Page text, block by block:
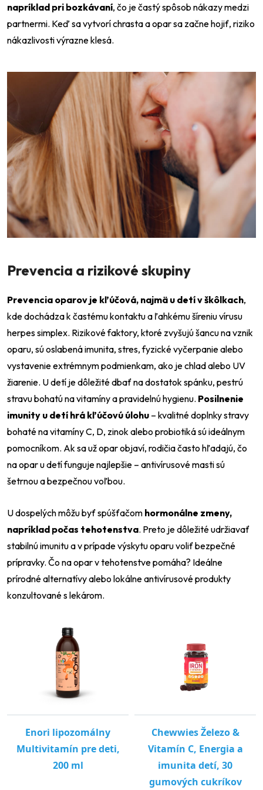
napríklad pri bozkávaní, čo je častý spôsob nákazy medzi
partnermi. Keď sa vytvorí chrasta a opar sa začne hojiť, riziko
nákazlivosti výrazne klesá.
Prevencia a rizikové skupiny
Prevencia oparov je kľúčová, najmä u detí v škôlkach,
kde dochádza k častému kontaktu a ľahkému šíreniu vírusu
herpes simplex. Rizikové faktory, ktoré zvyšujú šancu na vznik
oparu, sú oslabená imunita, stres, fyzické vyčerpanie alebo
vystavenie extrémnym podmienkam, ako je chlad alebo UV
žiarenie. U detí je dôležité dbať na dostatok spánku, pestrú
stravu bohatú na vitamíny a pravidelnú hygienu. Posilnenie
imunity u detí hrá kľúčovú úlohu – kvalitné doplnky stravy
bohaté na vitamíny C, D, zinok alebo probiotiká sú ideálnym
pomocníkom. Ak sa už opar objaví, rodičia často hľadajú, čo
na opar u detí funguje najlepšie – antivírusové masti sú
šetrnou a bezpečnou voľbou.
U dospelých môžu byť spúšťačom hormonálne zmeny,
napríklad počas tehotenstva. Preto je dôležité udržiavať
stabilnú imunitu a v prípade výskytu oparu voliť bezpečné
prípravky. Čo na opar v tehotenstve pomáha? Ideálne
prírodné alternatívy alebo lokálne antivírusové produkty
konzultované s lekárom.
Odeslat